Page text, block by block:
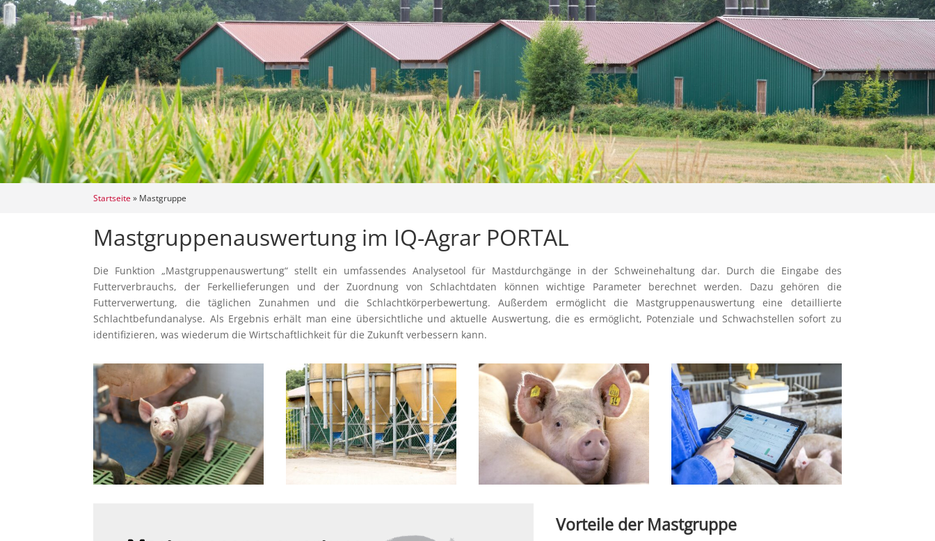
Startseite » Mastgruppe
Mastgruppenauswertung im IQ-Agrar PORTAL
Die Funktion „Mastgruppenauswertung“stellt ein umfassendes Analysetool für Mastdurchgänge in der Schweinehaltung dar. Durch die Eingabe des
Futterverbrauchs, der Ferkellieferungen und der Zuordnung von Schlachtdaten können wichtige Parameter berechnet werden. Dazu gehören die
Futterverwertung, die täglichen Zunahmen und die Schlachtkörperbewertung. Außerdem ermöglicht die Mastgruppenauswertung eine detaillierte
Schlachtbefundanalyse. Als Ergebnis erhält man eine übersichtliche und aktuelle Auswertung, die es ermöglicht, Potenziale und Schwachstellen sofort zu
identifizieren, was wiederum die Wirtschaftlichkeit für die Zukunft verbessern kann.
Vorteile der Mastgruppe